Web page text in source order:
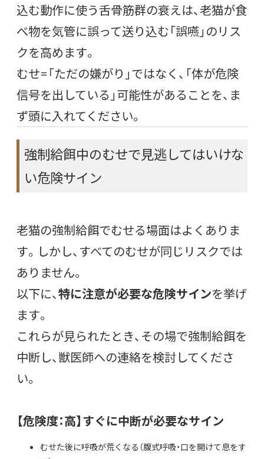
込む動作に使う舌骨筋群の衰えは、老猫が食
べ物を気管に誤って送り込む「誤嚥」のリス
クを高めます。
むせ=「ただの嫌がり」ではなく、「体が危険
信号を出している」可能性があることを、ま
ず頭に入れてください。
強制給餌中のむせで見逃してはいけな
い危険サイン
老猫の強制給餌でむせる場面はよくありま
す。しかし、すべてのむせが同じリスクでは
ありません。
以下に、特に注意が必要な危険サインを挙げ
ます。
これらが見られたとき、その場で強制給餌を
中断し、獣医師への連絡を検討してくださ
い。
【危険度：高】すぐに中断が必要なサイン
むせた後に呼吸が荒くなる（腹式呼吸・口を開けて息をす